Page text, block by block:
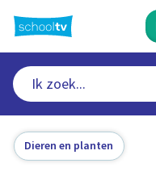
naar
hoofdinhoud
Dieren en planten